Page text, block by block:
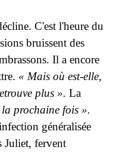
C'est l'heure du
bruissent des
Il a encore
« Mais où est-elle,
plus ». La
prochaine fois ».
généralisée
Juliet, fervent